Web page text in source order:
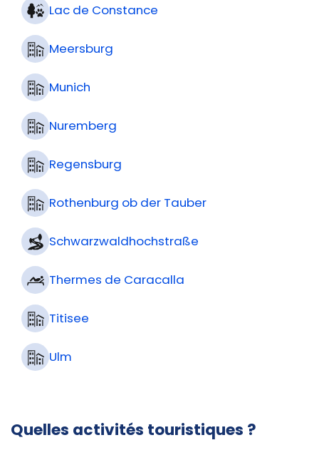
Lac de Constance
Meersburg
Munich
Nuremberg
Regensburg
Rothenburg ob der Tauber
Schwarzwaldhochstraße
Thermes de Caracalla
Titisee
Ulm
Quelles activités touristiques ?